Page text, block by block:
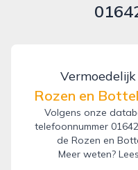
Rozen en
Volgens onze
telefoonnummer
de Rozen en
Meer weten? Lees